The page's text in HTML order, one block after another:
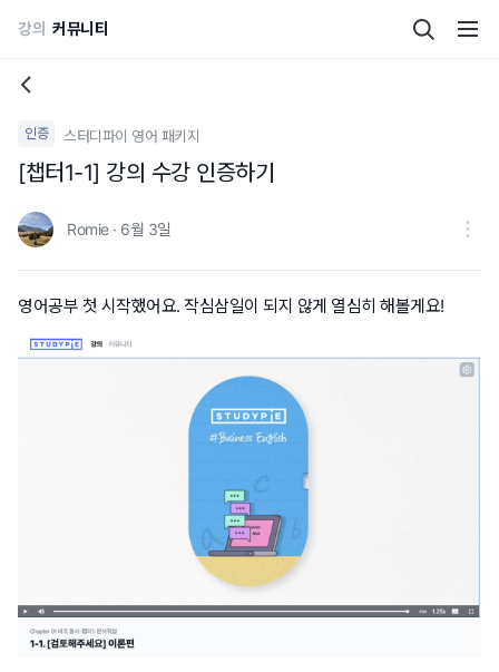
강의 커뮤니티
인증 스터디파이 영어 패키지
[챕터1-1] 강의 수강 인증하기
Romie · 6월 3일
영어공부 첫 시작했어요. 작심삼일이 되지 않게 열심히 해볼게요!